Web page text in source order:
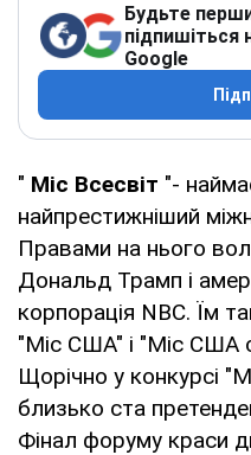
Будьте
підпишіться
Google
" Міс Всесвіт "-
найпрестижніший
Правами на нього
Дональд Трамп і
корпорація NBC. Їм
"Міс США" і "Міс США
Щорічно у конкурсі
близько ста
Фінал форуму краси